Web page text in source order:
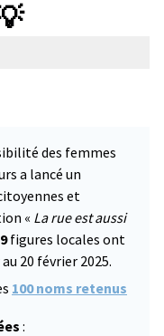
des femmes
a lancé un
et
« La rue est aussi
figures locales ont
20 février 2025.
100 noms retenus
: